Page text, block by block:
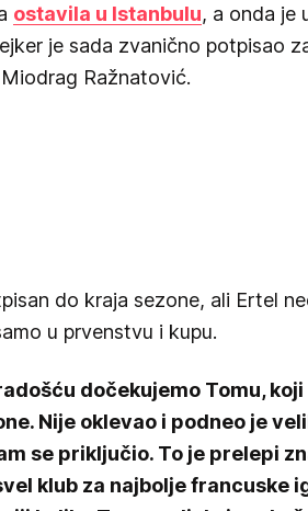
ostavila u Istanbulu, a onda je
je sada zvanično potpisao
Ražnatović.
do kraja sezone, ali Ertel
u prvenstvu i kupu.
dočekujemo Tomu,
Nije oklevao i podneo je
se priključio. To je prelepi
klub za najbolje francuske